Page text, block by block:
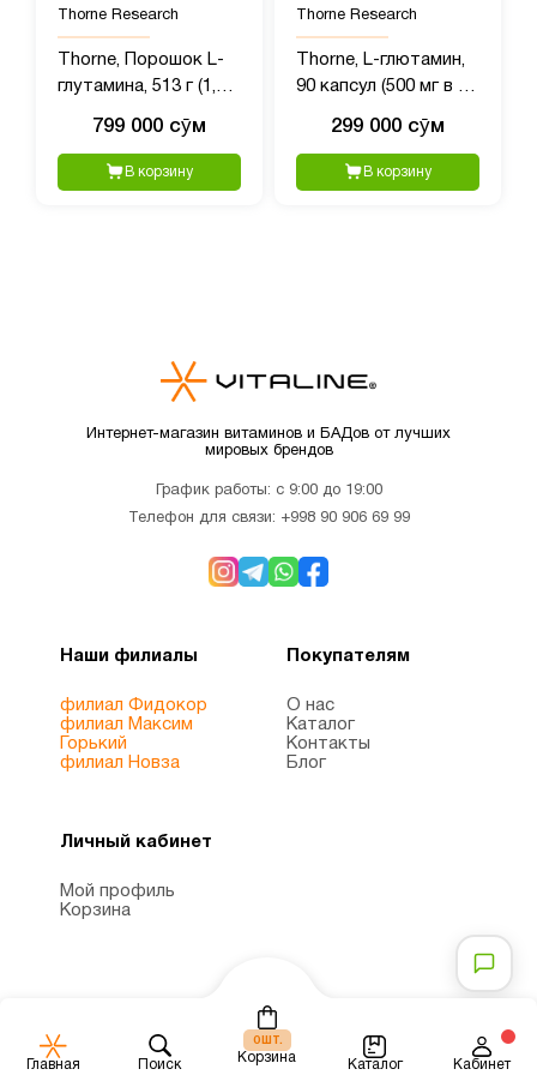
Thorne Research
Thorne, Порошок L-
глутамина, 513 г (1,1
799 000 сӯм
В корзину
Thorne Research
Thorne, L-глютамин,
90 капсул (500 мг в 1
299 000 сӯм
В корзину
Главная Поиск
0шт.
Корзина
Каталог Кабинет
Интернет-магазин витаминов и БАДов от лучших
мировых брендов
График работы: с 9:00 до 19:00
Телефон для связи: +998 90 906 69 99
Наши филиалы
филиал Фидокор
филиал Максим
Горький
филиал Новза
Покупателям
О нас
Каталог
Контакты
Блог
Личный кабинет
Мой профиль
Корзина